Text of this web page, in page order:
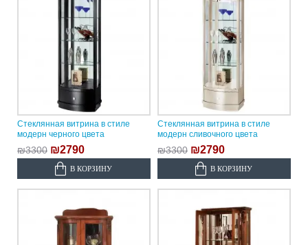
Стеклянная витрина в стиле
модерн черного цвета
₪3300 ₪2790
В КОРЗИНУ
Стеклянная витрина в стиле
модерн сливочного цвета
₪3300 ₪2790
В КОРЗИНУ